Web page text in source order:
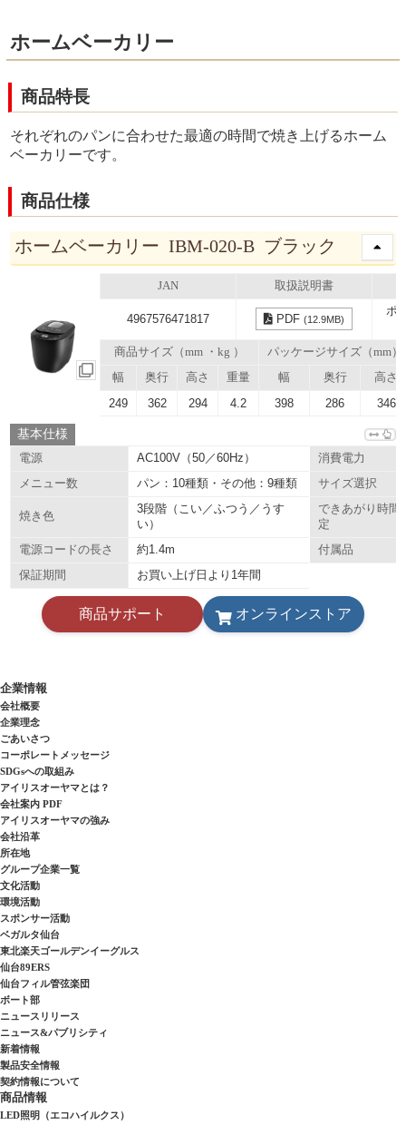
ホームベーカリー
商品特長
それぞれのパンに合わせた最適の時間で焼き上げるホーム
ベーカリーです。
商品仕様
ホームベーカリー IBM-020-B ブラック
JAN 取扱説明書
4967576471817 PDF(12.9MB)
ポ
商品サイズ（mm ・kg ）
パッケージサイズ（mm）
幅
奥行 高さ 重量 幅 奥行 高さ
249 362 294 4.2 398 286 346
基本仕様
電源 AC100V（50／60Hz）
消費電力
メニュー数
パン：10種類・その他：9種類 サイズ選択
焼き色
3段階（こい／ふつう／うす
い）
できあがり時間
定
電源コードの長さ
約1.4m
付属品
保証期間
お買い上げ日より1年間
商品サポート オンラインストア
企業情報
会社概要
企業理念
ごあいさつ
コーポレートメッセージ
SDGsへの取組み
アイリスオーヤマとは？
会社案内 PDF
アイリスオーヤマの強み
会社沿革
所在地
グループ企業一覧
文化活動
環境活動
スポンサー活動
ベガルタ仙台
東北楽天ゴールデンイーグルス
仙台89ERS
仙台フィル管弦楽団
ボート部
ニュースリリース
ニュース&パブリシティ
新着情報
製品安全情報
契約情報について
商品情報
LED照明（エコハイルクス）